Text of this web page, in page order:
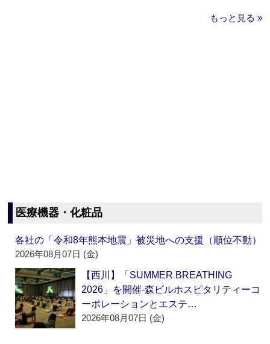
もっと見る »
医療機器・化粧品
各社の「令和8年熊本地震」被災地への支援（順位不動）
2026年08月07日 (金)
【西川】「SUMMER BREATHING
2026」を開催‐森ビルホスピタリティーコ
ーポレーションとエステ…
2026年08月07日 (金)